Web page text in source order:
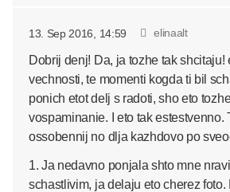
13. Sep 2016, 14:59 elinaalt
Dobrij denj! Da, ja tozhe tak shcitaju!
vechnosti, te momenti kogda ti bil
ponich etot delj s radoti, sho eto
vospaminanie. I eto tak estestvenno.
ossobennij no dlja kazhdovo po
1. Ja nedavno ponjala shto mne
schastlivim, ja delaju eto cherez